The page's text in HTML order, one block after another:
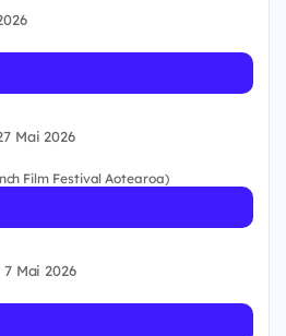
Mai 2026
Film Festival Aotearoa)
7 Mai 2026